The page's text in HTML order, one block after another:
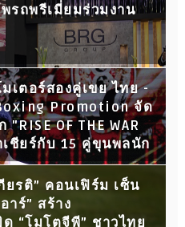
รถพรีเมี่ยมร่วมงาน
เตอร์สองคู่เขย ไทย -
Promotion จัด
OF THE WAR
เชียร์กับ 15 คู่ขุนพลนัก
ยรติ” คอนเฟิร์ม เซ็น
ร์” สร้าง
“โมโตจีพี” ชาวไทย